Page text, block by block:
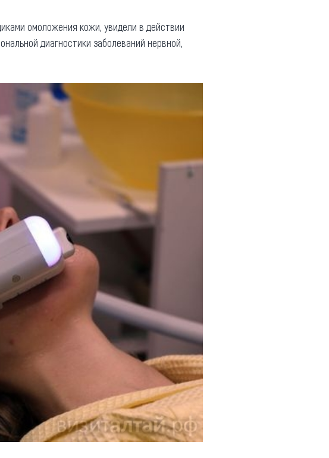
омоложения кожи, увидели в действии
диагностики заболеваний нервной,